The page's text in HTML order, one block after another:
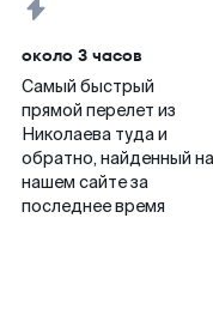
около 3 часов
Самый быстрый
прямой перелет из
Николаева туда и
обратно, найденный на
нашем сайте за
последнее время